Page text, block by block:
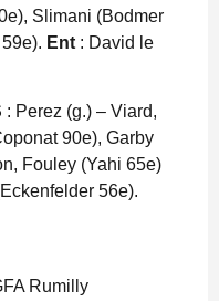
Slimani (Bodmer
Ent : David le
: Perez (g.) – Viard,
90e), Garby
Fouley (Yahi 65e)
56e).
Rumilly